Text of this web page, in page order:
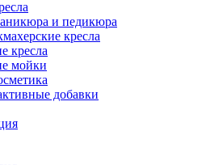
и педикюра
кресла
кресла
мойки
добавки